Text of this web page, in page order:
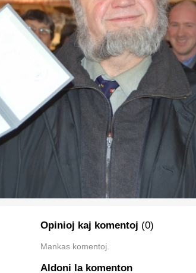
Opinioj kaj komentoj (0)
Mankas komentoj.
Aldoni la komenton